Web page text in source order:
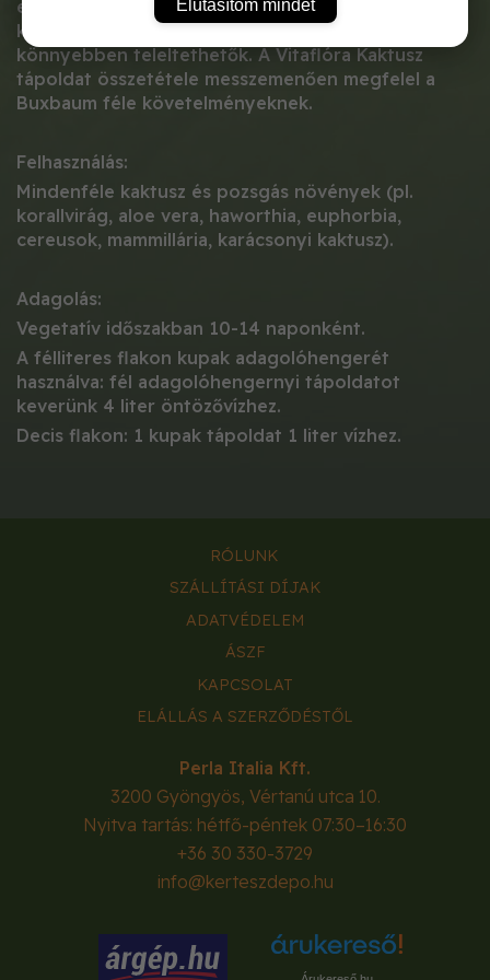
erőteljesen virágoznak, fejlődésük
kiegyensúlyozott marad, kondíciójuk javul,
könnyebben teleltethetők. A Vitaflóra Kaktusz
tápoldat összetétele messzemenően megfelel a
Buxbaum féle követelményeknek.
Felhasználás:
Mindenféle kaktusz és pozsgás növények (pl.
korallvirág, aloe vera, haworthia, euphorbia,
cereusok, mammillária, karácsonyi kaktusz).
Adagolás:
Vegetatív időszakban 10-14 naponként.
A félliteres flakon kupak adagolóhengerét
használva: fél adagolóhengernyi tápoldatot
keverünk 4 liter öntözővízhez.
Decis flakon: 1 kupak tápoldat 1 liter vízhez.
RÓLUNK
SZÁLLÍTÁSI DÍJAK
ADATVÉDELEM
ÁSZF
KAPCSOLAT
ELÁLLÁS A SZERZŐDÉSTŐL
Perla Italia Kft.
3200 Gyöngyös, Vértanú utca 10.
Nyitva tartás: hétfő-péntek 07:30–16:30
+36 30 330-3729
info@kerteszdepo.hu
Elutasítom mindet